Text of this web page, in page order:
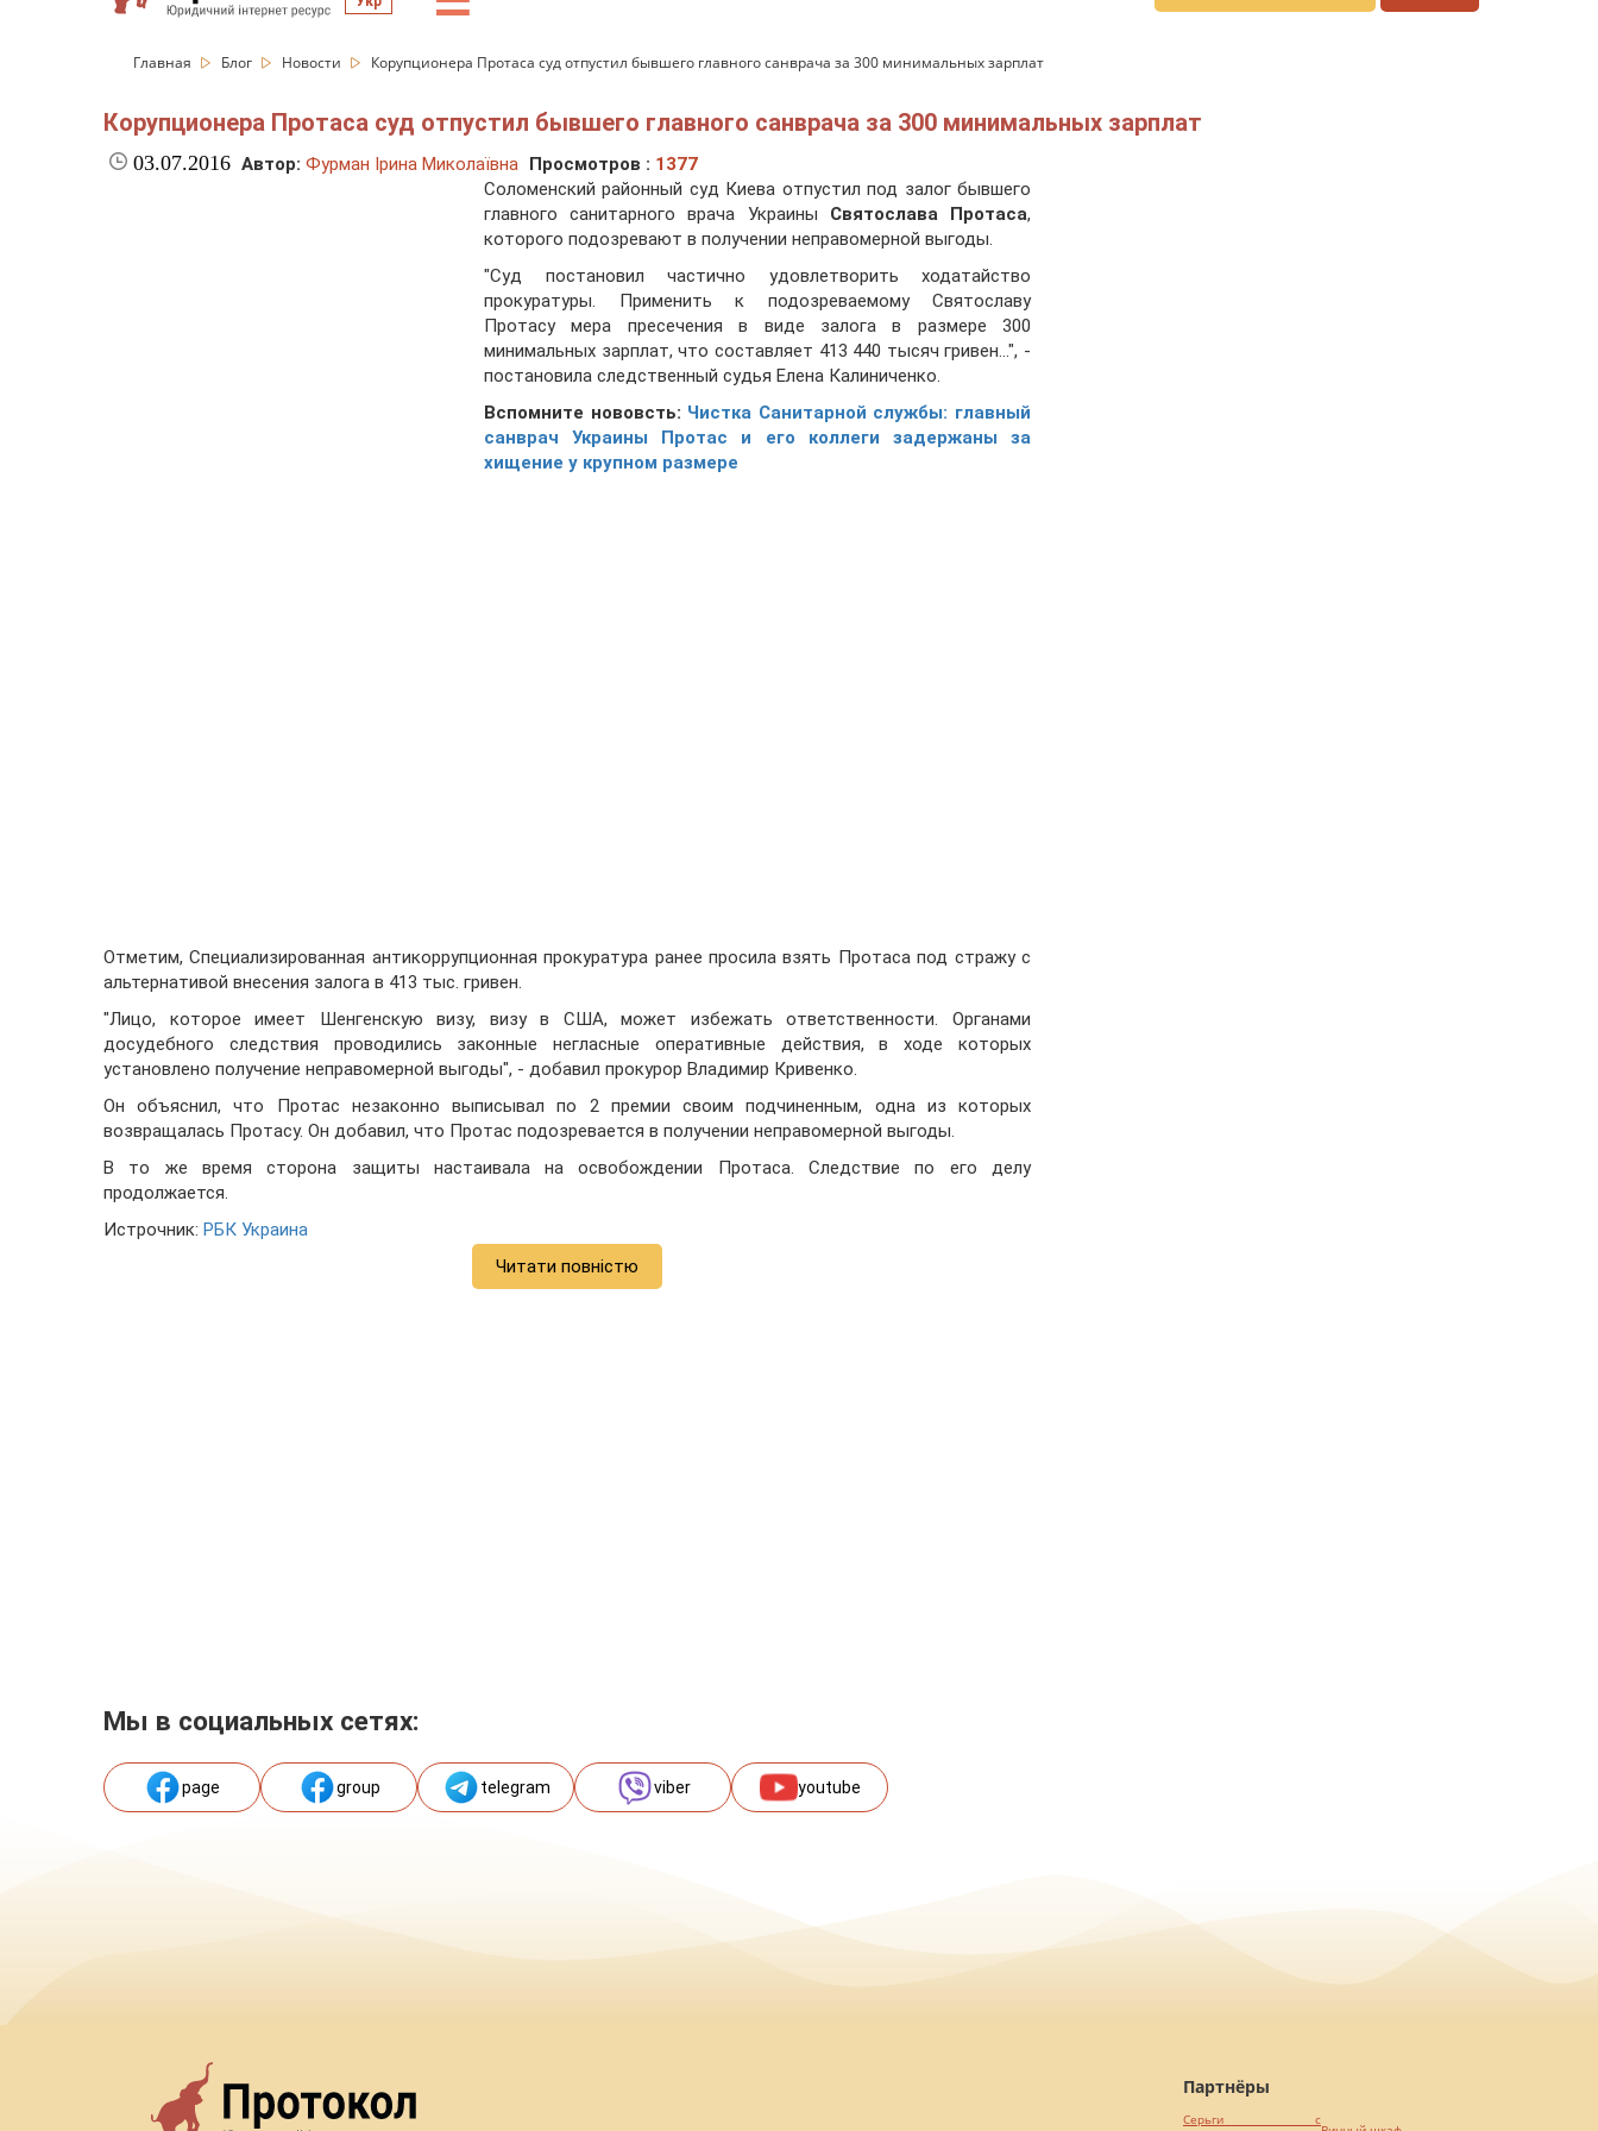
Главная Блог Новости Корупционера Протаса суд отпустил бывшего главного санврача за 300 минимальных зарплат
Корупционера Протаса суд отпустил бывшего главного санврача за 300 минимальных зарплат
03.07.2016 Автор: Фурман Ірина Миколаївна Просмотров : 1377
Соломенский районный суд Киева отпустил под залог бывшего
главного санитарного врача Украины Святослава Протаса,
которого подозревают в получении неправомерной выгоды.
"Суд постановил частично удовлетворить ходатайство
прокуратуры. Применить к подозреваемому Святославу
Протасу мера пресечения в виде залога в размере 300
минимальных зарплат, что составляет 413 440 тысяч гривен...", -
постановила следственный судья Елена Калиниченко.
Вспомните нововсть: Чистка Санитарной службы: главный
санврач Украины Протас и его коллеги задержаны за
хищение у крупном размере
Отметим, Специализированная антикоррупционная прокуратура ранее просила взять Протаса под стражу с
альтернативой внесения залога в 413 тыс. гривен.
"Лицо, которое имеет Шенгенскую визу, визу в США, может избежать ответственности. Органами
досудебного следствия проводились законные негласные оперативные действия, в ходе которых
установлено получение неправомерной выгоды", - добавил прокурор Владимир Кривенко.
Он объяснил, что Протас незаконно выписывал по 2 премии своим подчиненным, одна из которых
возвращалась Протасу. Он добавил, что Протас подозревается в получении неправомерной выгоды.
В то же время сторона защиты настаивала на освобождении Протаса. Следствие по его делу
продолжается.
Истрочник: РБК Украина
Читати повністю
Мы в социальных сетях:
page group telegram viber youtube
Партнёры
Серьги с